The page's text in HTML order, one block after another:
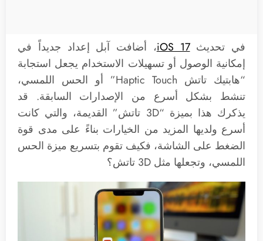
في تحديثiOS 17، أضافت آبل إعداد جديداً في
إمكانية الوصول أو تسهيلات الاستخدام يجعل استجابة
“هابتيك تاتش Haptic Touch” أو الحس اللمسي،
تنشط بشكل أسرع من الإصدارات السابقة. قد
يذكرك هذا بميزة “3D تاتش” القديمة، والتي كانت
أسرع ولديها المزيد من الخيارات بناءً على مدى قوة
الضغط على الشاشة، فكيف تقوم بتسريع ميزة الحس
اللمسي، وتجعلها مثل 3D تاتش؟